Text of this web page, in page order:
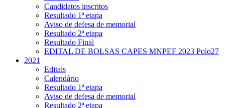
Candidatos inscritos
Resultado 1ª etapa
Aviso de defesa de memorial
Resultado 2ª etapa
Resultado Final
EDITAL DE BOLSAS CAPES MNPEF 2023 Polo27
2021
Editais
Calendário
Resultado 1ª etapa
Aviso de defesa de memorial
Resultado 2ª etapa